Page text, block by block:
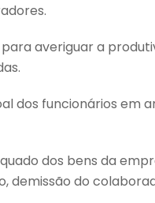
averiguar a
dos funcionários em
dos bens da
demissão do